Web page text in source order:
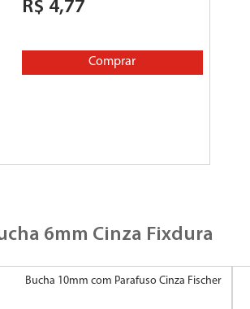
R$ 4,77
Comprar
6mm Cinza Fixdura
Bucha 10mm com Parafuso Cinza Fischer